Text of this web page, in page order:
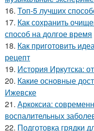
16. Топ-5 лучших
17. Как сохранить
способ на долгое время
18. Как приготовить
рецепт
19. История Иркутска:
20. Какие основные
Ижевске
21. Аркоксиа:
воспалительных
22. Подготовка грядки